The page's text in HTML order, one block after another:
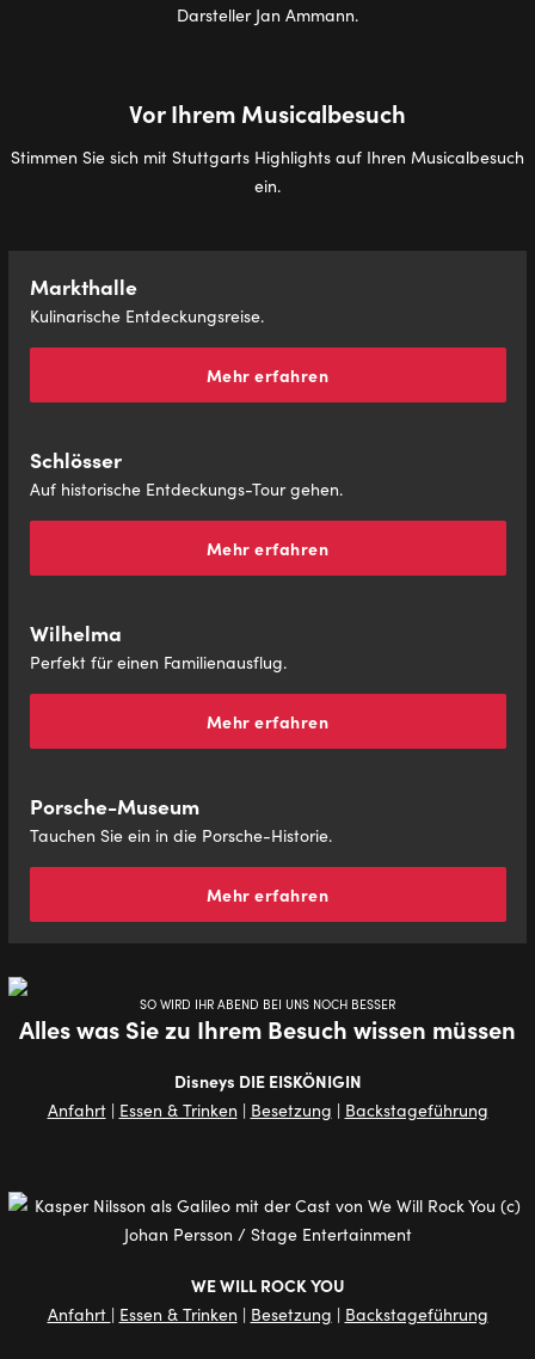
Darsteller Jan Ammann.
Vor Ihrem Musicalbesuch
Stimmen Sie sich mit Stuttgarts Highlights auf Ihren Musicalbesuch
ein.
Markthalle
Kulinarische Entdeckungsreise.
Mehr erfahren
Schlösser
Auf historische Entdeckungs-Tour gehen.
Mehr erfahren
Wilhelma
Perfekt für einen Familienausflug.
Mehr erfahren
Porsche-Museum
Tauchen Sie ein in die Porsche-Historie.
Mehr erfahren
SO WIRD IHR ABEND BEI UNS NOCH BESSER
Alles was Sie zu Ihrem Besuch wissen müssen
Disneys DIE EISKÖNIGIN
Anfahrt| Essen & Trinken | Besetzung | Backstageführung
WE WILL ROCK YOU
Anfahrt | Essen & Trinken | Besetzung | Backstageführung